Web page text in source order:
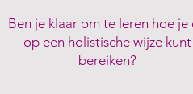
Ben je klaar om te leren hoe je
op een holistische wijze kunt
bereiken?